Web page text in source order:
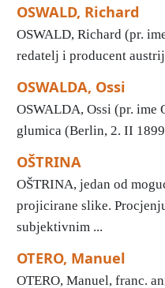
OSWALD, Richard
OSWALD, Richard (pr.
redatelj i producent
OSWALDA, Ossi
OSWALDA, Ossi (pr. ime
glumica (Berlin, 2. II
OŠTRINA
OŠTRINA, jedan od
projicirane slike.
subjektivnim ...
OTERO, Manuel
OTERO, Manuel, franc.